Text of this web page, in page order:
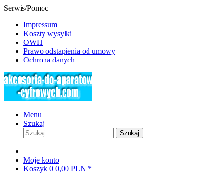
Serwis/Pomoc
Impressum
Koszty wysylki
OWH
Prawo odstapienia od umowy
Ochrona danych
Menu
Szukaj
Szukaj
Moje konto
Koszyk 0 0,00 PLN *